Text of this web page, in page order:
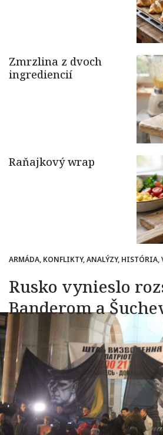
ARMÁDA, KONFLIKTY, ANALÝZY, HISTÓRIA,